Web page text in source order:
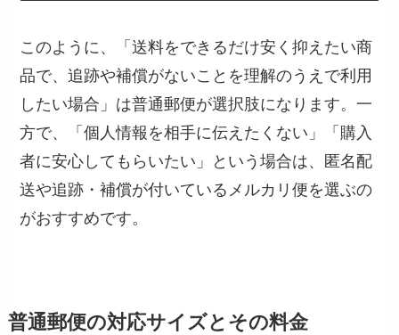
このように、「送料をできるだけ安く抑えたい商
品で、追跡や補償がないことを理解のうえで利用
したい場合」は普通郵便が選択肢になります。一
方で、「個人情報を相手に伝えたくない」「購入
者に安心してもらいたい」という場合は、匿名配
送や追跡・補償が付いているメルカリ便を選ぶの
がおすすめです。
普通郵便の対応サイズとその料金